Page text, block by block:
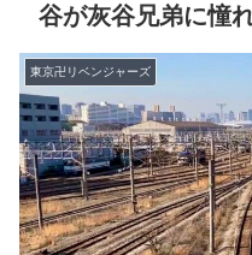
谷が灰谷兄弟に憧
東京卍リベンジャーズ